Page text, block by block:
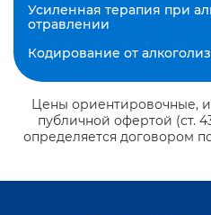
Усиленная терапия при
отравлении
Кодирование от
Цены ориентировочные,
публичной офертой (ст.
определяется договором